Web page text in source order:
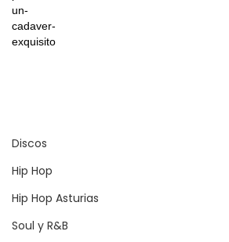
Discos
Hip Hop
Hip Hop Asturias
Soul y R&B